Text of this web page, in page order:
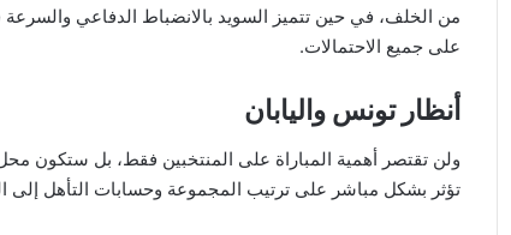
من الخلف، في حين تتميز السويد بالانضباط الدفاعي
على جميع الاحتمالات.
أنظار تونس واليابان
ولن تقتصر أهمية المباراة على المنتخبين فقط، بل ستكون محل
تؤثر بشكل مباشر على ترتيب المجموعة وحسابات التأهل إلى